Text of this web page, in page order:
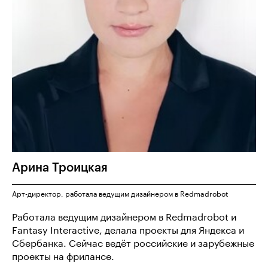
Арина Троицкая
Арт-директор, работала ведущим дизайнером в Redmadrobot
Работала ведущим дизайнером в Redmadrobot и
Fantasy Interactive, делала проекты для Яндекса и
Сбербанка. Сейчас ведёт российские и зарубежные
проекты на фрилансе.